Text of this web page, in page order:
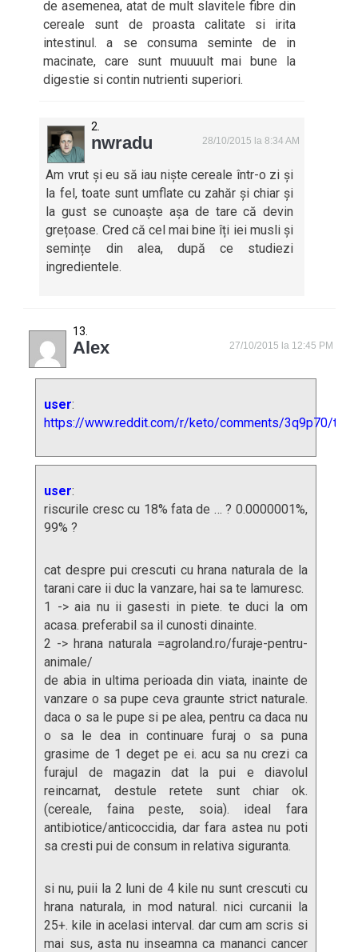
de asemenea, atat de mult slavitele fibre din
cereale sunt de proasta calitate si irita
intestinul. a se consuma seminte de in
macinate, care sunt muuuult mai bune la
digestie si contin nutrienti superiori.
nwradu 28/10/2015 la 8:34 AM
Am vrut și eu să iau niște cereale într-o zi și
la fel, toate sunt umflate cu zahăr și chiar și
la gust se cunoaște așa de tare că devin
grețoase. Cred că cel mai bine îți iei musli și
semințe din alea, după ce studiezi
ingredientele.
Alex 27/10/2015 la 12:45 PM
user:
https://www.reddit.com/r/keto/comments/3q9p70/
user:
riscurile cresc cu 18% fata de … ? 0.0000001%,
99% ?
cat despre pui crescuti cu hrana naturala de la
tarani care ii duc la vanzare, hai sa te lamuresc.
1 -> aia nu ii gasesti in piete. te duci la om
acasa. preferabil sa il cunosti dinainte.
2 -> hrana naturala =agroland.ro/furaje-pentru-
animale/
de abia in ultima perioada din viata, inainte de
vanzare o sa pupe ceva graunte strict naturale.
daca o sa le pupe si pe alea, pentru ca daca nu
o sa le dea in continuare furaj o sa puna
grasime de 1 deget pe ei. acu sa nu crezi ca
furajul de magazin dat la pui e diavolul
reincarnat, destule retete sunt chiar ok.
(cereale, faina peste, soia). ideal fara
antibiotice/anticoccidia, dar fara astea nu poti
sa cresti pui de consum in relativa siguranta.
si nu, puii la 2 luni de 4 kile nu sunt crescuti cu
hrana naturala, in mod natural. nici curcanii la
25+. kile in acelasi interval. dar cum am scris si
mai sus, asta nu inseamna ca mananci cancer